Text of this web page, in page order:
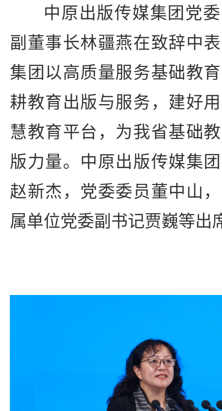
中原出版传媒集团党
副董事长林疆燕在致辞中
集团以高质量服务基础教
耕教育出版与服务，建好
慧教育平台，为我省基础
版力量。中原出版传媒集
赵新杰，党委委员董中山
属单位党委副书记贾巍等出